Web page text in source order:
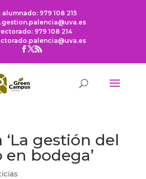
alumnado: 979 108 215
979 108 214
gestión del
bodega’